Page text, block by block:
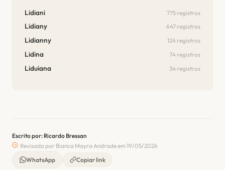
Lidiani 775 registros
Lidiany 647 registros
Lidianny 124 registros
Lidina 74 registros
Liduiana 34 registros
Escrito por: Ricardo Bressan
Revisado por Bianca Mayra Andrade em 19/05/2026
WhatsApp
Copiar link